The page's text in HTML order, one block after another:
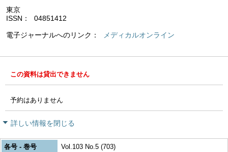
東京
ISSN
04851412
電子ジャーナルへのリンク メディカルオンライン
この資料は貸出できません
予約はありません
詳しい情報を閉じる
各号 - 巻号
Vol.103 No.5 (703)